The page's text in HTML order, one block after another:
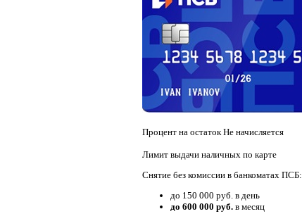
Процент на остаток Не начисляется
Лимит выдачи наличных по карте
Снятие без комиссии в банкоматах ПСБ:
до 150 000 руб. в день
до 600 000 руб. в месяц